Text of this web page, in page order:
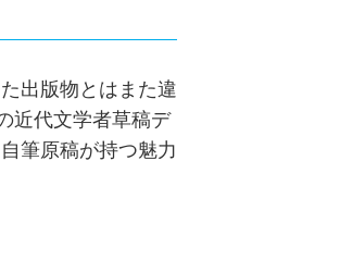
出版物とはまた違
近代文学者草稿デ
筆原稿が持つ魅力